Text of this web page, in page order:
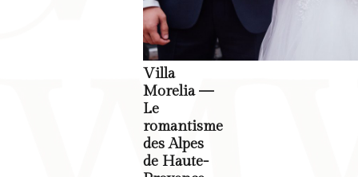
Villa
Morelia —
Le
romantisme
des Alpes
de Haute-